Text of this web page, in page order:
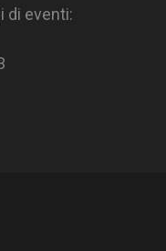
di eventi: